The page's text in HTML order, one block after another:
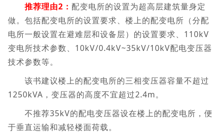
推荐理由2： 配变电所的设置为超高层建筑量身定
做。包括配变电所的设置要求、楼上的配变电所（分配
电所一般设置在避难层和设备层）的设置要求、110kV
变电所技术参数、10kV/0.4kV~35kV/10kV配电变压器
技术参数等。
该书建议楼上的配变电所的三相变压器容量不超过
1250kVA，变压器的高度不宜超过2.4m。
不推荐35kV的配电变压器设在楼上的配变电所，便
于垂直运输和减轻楼面荷载。